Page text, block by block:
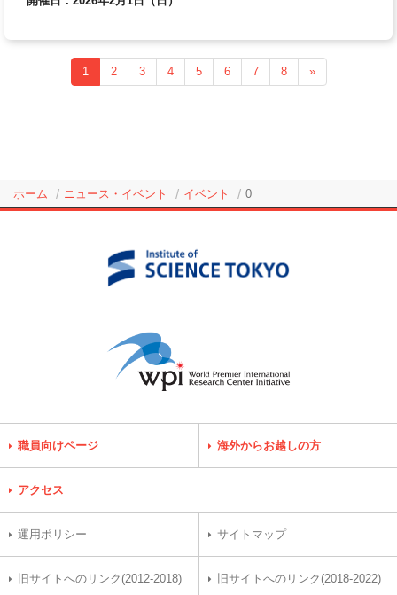
1 2 3 4 5 6 7 8 »
ホーム ニュース・イベント イベント 0
職員向けページ 海外からお越しの方
アクセス
運用ポリシー サイトマップ
旧サイトへのリンク(2012-2018) 旧サイトへのリンク(2018-2022)